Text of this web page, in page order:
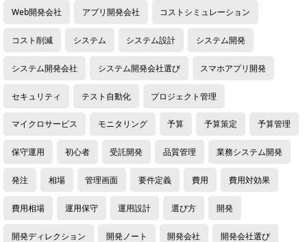
Web開発会社 アプリ開発会社 コストシミュレーション
コスト削減 システム システム設計 システム開発
システム開発会社 システム開発会社選び スマホアプリ開発
セキュリティ テスト自動化 プロジェクト管理
マイクロサービス モニタリング 予算 予算策定 予算管理
保守運用 初心者 受託開発 品質管理 業務システム開発
発注 相場 管理画面 要件定義 費用 費用対効果
費用相場 運用保守 運用設計 選び方 開発
開発ディレクション 開発ノート 開発会社 開発会社選び